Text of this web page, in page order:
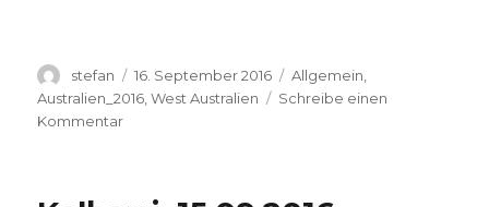
Autor
stefan
Veröffentlicht
am
16. September 2016 Kategorien
Allgemein
Australien_2016 ,West Australien
Schreibe einen
Kommentarzu